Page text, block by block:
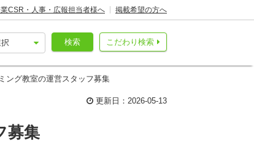
CSR・人事・広報担当者様へ 掲載希望の方へ
こだわり検索
検索
ング教室の運営スタッフ募集
更新日：2026-05-13
募集